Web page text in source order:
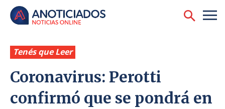
Tenés que Leer
Coronavirus: Perotti
confirmó que se pondrá en